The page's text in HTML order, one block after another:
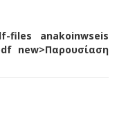
files anakoinwseis
new>Παρουσίαση